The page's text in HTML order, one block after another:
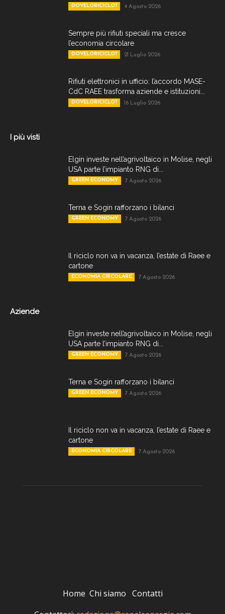
DOVELORICICLO? 4 Agosto 2026
Sempre più rifiuti speciali ma cresce
l’economia circolare
DOVELORICICLO? 21 Luglio 2026
Rifiuti elettronici in ufficio: l’accordo MASE-
CdC RAEE trasforma aziende e istituzioni...
DOVELORICICLO? 16 Luglio 2026
I più visti
Elgin investe nell’agrivoltaico in Molise, negli
USA parte l’impianto RNG di...
GREEN ECONOMY 7 Agosto 2026
Terna e Sogin rafforzano i bilanci
GREEN ECONOMY 7 Agosto 2026
Il riciclo non va in vacanza, l’estate di Raee e
cartone
ECONOMIA CIRCOLARE 7 Agosto 2026
Aziende
Elgin investe nell’agrivoltaico in Molise, negli
USA parte l’impianto RNG di...
GREEN ECONOMY 7 Agosto 2026
Terna e Sogin rafforzano i bilanci
GREEN ECONOMY 7 Agosto 2026
Il riciclo non va in vacanza, l’estate di Raee e
cartone
ECONOMIA CIRCOLARE 7 Agosto 2026
Home Chi siamo Contatti